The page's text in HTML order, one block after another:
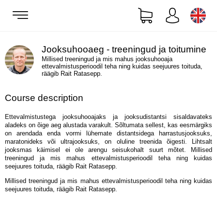
Jooksuhooaeg - treeningud ja toitumine
Millised treeningud ja mis mahus jooksuhooaja
ettevalmistusperioodil teha ning kuidas seejuures toituda,
räägib Rait Ratasepp.
Course description
Ettevalmistustega jooksuhooajaks ja jooksudistantsi sisaldavateks
aladeks on õige aeg alustada varakult. Sõltumata sellest, kas eesmärgiks
on arendada enda vormi lühemate distantsidega harrastusjooksuks,
maratonideks või ultrajooksuks, on oluline treenida õigesti. Lihtsalt
jooksmas käimisel ei ole arengu seisukohalt suurt mõtet. Millised
treeningud ja mis mahus ettevalmistusperioodil teha ning kuidas
seejuures toituda, räägib Rait Ratasepp.
Millised treeningud ja mis mahus ettevalmistusperioodil teha ning kuidas
seejuures toituda, räägib Rait Ratasepp.